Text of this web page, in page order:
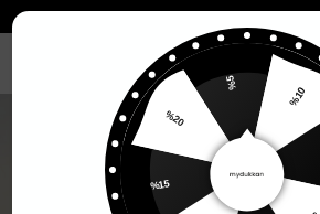
Kadın Alt Giyim
%5
%10
%15
%20